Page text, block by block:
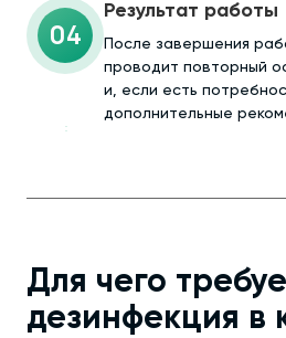
04
Результат работы
После завершения
проводит повторный
и, если есть
дополнительные
Для чего
дезинфекция в